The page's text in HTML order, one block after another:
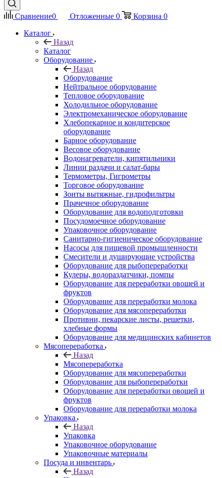
Сравнение0 Отложенные 0 Корзина 0
Каталог
Назад
Каталог
Оборудование
Назад
Оборудование
Нейтральное оборудование
Тепловое оборудование
Холодильное оборудование
Электромеханическое оборудование
Хлебопекарное и кондитерское
оборудование
Барное оборудование
Весовое оборудование
Водонагреватели, кипятильники
Линии раздачи и салат-бары
Термометры, Гигрометры
Торговое оборудование
Зонты вытяжные, гидрофильтры
Прачечное оборудование
Оборудование для водоподготовки
Посудомоечное оборудование
Упаковочное оборудование
Санитарно-гигиеническое оборудование
Насосы для пищевой промышленности
Смесители и душирующие устройства
Оборудование для рыбопереработки
Кулеры, водораздатчики, помпы
Оборудование для переработки овощей и
фруктов
Оборудование для переработки молока
Оборудование для мясопереработки
Противни, пекарские листы, решетки,
хлебные формы
Оборудование для медицинских кабинетов
Мясопереработка
Назад
Мясопереработка
Оборудование для мясопереработки
Оборудование для рыбопереработки
Оборудование для переработки овощей и
фруктов
Оборудование для переработки молока
Упаковка
Назад
Упаковка
Упаковочное оборудование
Упаковочные материалы
Посуда и инвентарь
Назад